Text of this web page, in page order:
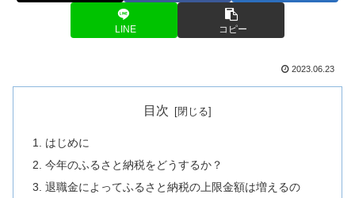
LINE コピー
2023.06.23
目次
はじめに
今年のふるさと納税をどうするか？
退職金によってふるさと納税の上限金額は増えるの